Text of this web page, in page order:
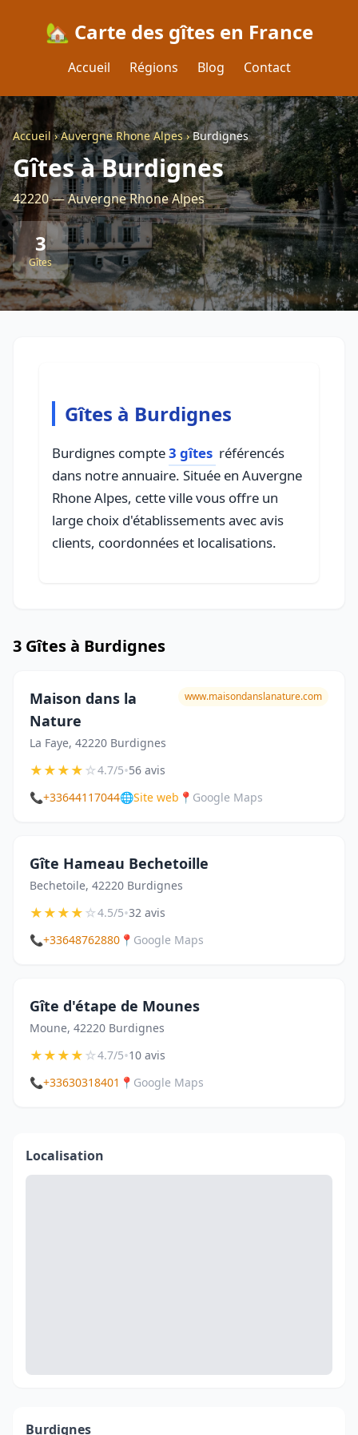
🏡 Carte des gîtes en France
Accueil Régions Blog Contact
Accueil›Auvergne Rhone Alpes›Burdignes
Gîtes à Burdignes
42220 — Auvergne Rhone Alpes
3
Gîtes
Gîtes à Burdignes
Burdignes compte3 gîtes référencés
dans notre annuaire. Située en Auvergne
Rhone Alpes, cette ville vous offre un
large choix d'établissements avec avis
clients, coordonnées et localisations.
3 Gîtes à Burdignes
Maison dans la
Nature
La Faye, 42220 Burdignes
www.maisondanslanature.com
★★★★☆4.7/5•56 avis
📞+33644117044🌐Site web 📍 Google Maps
Gîte Hameau Bechetoille
Bechetoile, 42220 Burdignes
★★★★☆4.5/5•32 avis
📞+33648762880 📍 Google Maps
Gîte d'étape de Mounes
Moune, 42220 Burdignes
★★★★☆4.7/5•10 avis
📞+33630318401 📍 Google Maps
Localisation
Burdignes